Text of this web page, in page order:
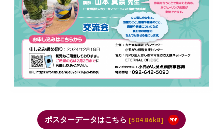
ポスターデータはこちら 504.86kB